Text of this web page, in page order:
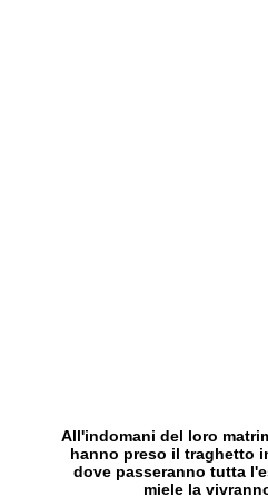
All'indomani del loro
hanno preso il traghetto
dove passeranno tutta
miele la